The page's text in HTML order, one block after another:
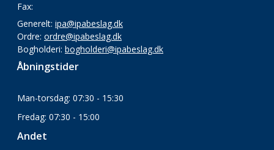
Fax:
Generelt: ipa@ipabeslag.dk
Ordre: ordre@ipabeslag.dk
Bogholderi: bogholderi@ipabeslag.dk
Åbningstider
Man-torsdag: 07:30 - 15:30
Fredag: 07:30 - 15:00
Andet